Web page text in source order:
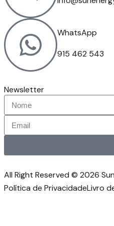
WhatsApp
915 462 543
Newsletter
All Right Reserved © 2026
Política de PrivacidadeLivro